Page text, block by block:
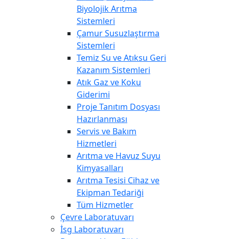
Biyolojik Arıtma
Sistemleri
Çamur Susuzlaştırma
Sistemleri
Temiz Su ve Atıksu Geri
Kazanım Sistemleri
Atık Gaz ve Koku
Giderimi
Proje Tanıtım Dosyası
Hazırlanması
Servis ve Bakım
Hizmetleri
Arıtma ve Havuz Suyu
Kimyasalları
Arıtma Tesisi Cihaz ve
Ekipman Tedariği
Tüm Hizmetler
Çevre Laboratuvarı
İsg Laboratuvarı